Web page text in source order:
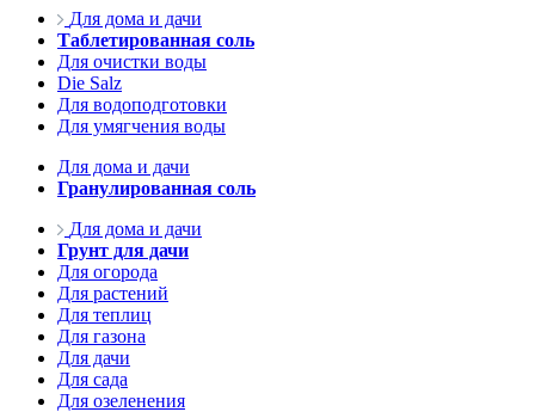
Для дома и дачи
Таблетированная соль
Для очистки воды
Die Salz
Для водоподготовки
Для умягчения воды
Для дома и дачи
Гранулированная соль
Для дома и дачи
Грунт для дачи
Для огорода
Для растений
Для теплиц
Для газона
Для дачи
Для сада
Для озеленения